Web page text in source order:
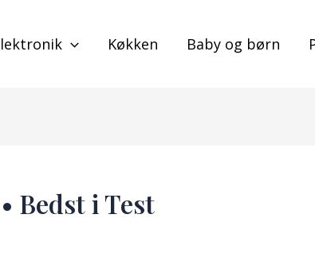
Køkken Baby og børn
Bedst i Test